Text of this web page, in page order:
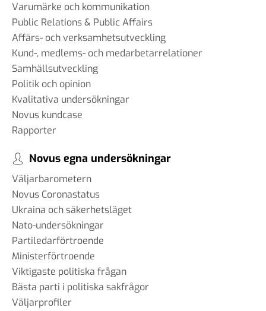
Varumärke och kommunikation
Public Relations & Public Affairs
Affärs- och verksamhetsutveckling
Kund-, medlems- och medarbetarrelationer
Samhällsutveckling
Politik och opinion
Kvalitativa undersökningar
Novus kundcase
Rapporter
Novus egna undersökningar
Väljarbarometern
Novus Coronastatus
Ukraina och säkerhetsläget
Nato-undersökningar
Partiledarförtroende
Ministerförtroende
Viktigaste politiska frågan
Bästa parti i politiska sakfrågor
Väljarprofiler